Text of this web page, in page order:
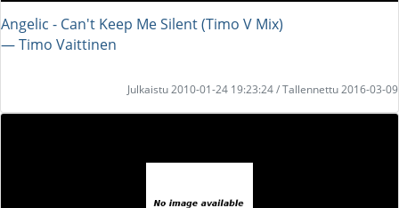
Angelic - Can't Keep Me Silent (Timo V Mix)
― Timo Vaittinen
Julkaistu 2010-01-24 19:23:24 / Tallennettu 2016-03-09